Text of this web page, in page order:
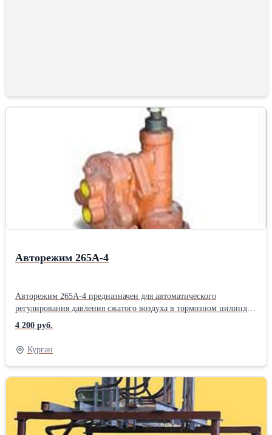
Авторежим 265А-4
Авторежим 265А-4 предназначен для автоматического
регулирования давления сжатого воздуха в тормозном цилиндре
в зависимости от степени загрузки вагона. Область применения:
грузовые вагоны повышенной грузоподъемности.
Устанавливается на раме вагона. Изготовляется по ТУ 3184-509-
05744521-98.
4 200 руб.
Курган